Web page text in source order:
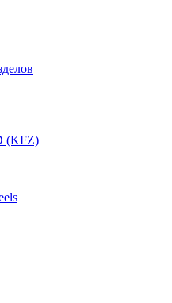
(KFZ)